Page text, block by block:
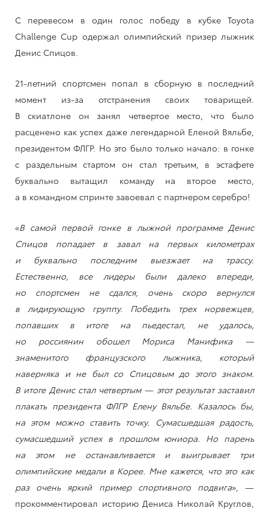
С перевесом в один голос победу в кубке Toyota
Challenge Cup одержал олимпийский призер лыжник
Денис Спицов.
21-летний спортсмен попал в сборную в последний
момент из-за отстранения своих товарищей.
В скиатлоне он занял четвертое место, что было
расценено как успех даже легендарной Еленой Вяльбе,
президентом ФЛГР. Но это было только начало: в гонке
с раздельным стартом он стал третьим, в эстафете
буквально вытащил команду на второе место,
а в командном спринте завоевал с партнером серебро!
«В самой первой гонке в лыжной программе Денис
Спицов попадает в завал на первых километрах
и буквально последним выезжает на трассу.
Естественно, все лидеры были далеко впереди,
но спортсмен не сдался, очень скоро вернулся
в лидирующую группу. Победить трех норвежцев,
попавших в итоге на пьедестал, не удалось,
но россиянин обошел Мориса Манифика —
знаменитого французского лыжника, который
наверняка и не был со Спицовым до этого знаком.
В итоге Денис стал четвертым — этот результат заставил
плакать президента ФЛГР Елену Вяльбе. Казалось бы,
на этом можно ставить точку. Сумасшедшая радость,
сумасшедший успех в прошлом юниора. Но парень
на этом не останавливается и выигрывает три
олимпийские медали в Корее. Мне кажется, что это как
раз очень яркий пример спортивного подвига», —
прокомментировал историю Дениса Николай Круглов,